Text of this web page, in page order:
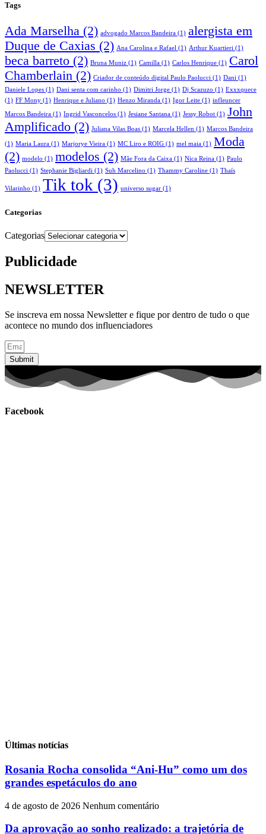
Tags
Ada Marselha (2) advogado Marcos Bandeira (1) alergista em
Duque de Caxias (2) Ana Carolina e Rafael (1) Arthur Kuartieri (1)
beca barreto (2) Bruna Muniz (1) Camilla (1) Carlos Henrique (1) Carol
Chamberlain (2) Criador de conteúdo digital Paulo Paolucci (1) Dani (1)
Daniele Lopes (1) Dani senta com carinho (1) Dimitri Jorge (1) Dj Scazuzo (1) Exxxquece
(1) FF Mony (1) Henrique e Juliano (1) Henzo Miranda (1) Igor Leite (1) infleuncer
Marcos Bandeira (1) Ingrid Vasconcelos (1) Jesiane Santana (1) Jessy Robot (1) John
Amplificado (2) Juliana Vilas Boas (1) Marcela Hellen (1) Marcos Bandeira
(1) Maria Laura (1) Marjorye Vieira (1) MC Liro e ROIG (1) mel maia (1) Moda
(2) modelo (1) modelos (2) Mãe Fora da Caixa (1) Nica Reina (1) Paulo
Paolucci (1) Stephanie Bigliardi (1) Suh Marcelino (1) Thammy Caroline (1) Thaís
Vilarinho (1) Tik tok (3) universo sugar (1)
Categorias
Categorias
Publicidade
NEWSLETTER
Se inscreva em nossa Newsletter e fique por dentro de tudo o que
acontece no mundo dos influenciadores
Submit
Facebook
Últimas notícias
Rosania Rocha consolida “Ani-Hu” como um dos
grandes espetáculos do ano
4 de agosto de 2026 Nenhum comentário
Da aprovação ao sonho realizado: a trajetória de